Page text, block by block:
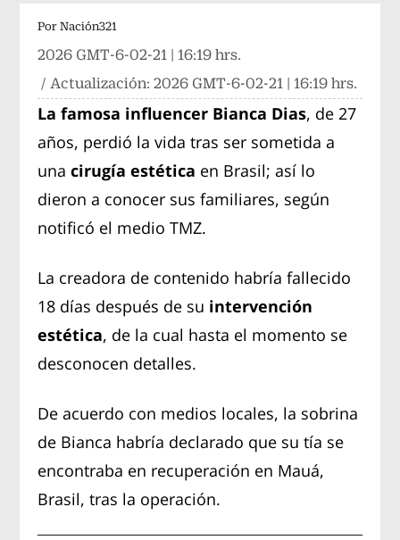
Por Nación321
2026 GMT-6-02-21 | 16:19 hrs.
/ Actualización:2026 GMT-6-02-21 | 16:19 hrs.
La famosa influencer Bianca Dias, de 27
años, perdió la vida tras ser sometida a
unacirugía estética en Brasil; así lo
dieron a conocer sus familiares, según
notificó el medio TMZ.
La creadora de contenido habría fallecido
18 días después de su intervención
estética, de la cual hasta el momento se
desconocen detalles.
De acuerdo con medios locales, la sobrina
de Bianca habría declarado que su tía se
encontraba en recuperación en Mauá,
Brasil, tras la operación.